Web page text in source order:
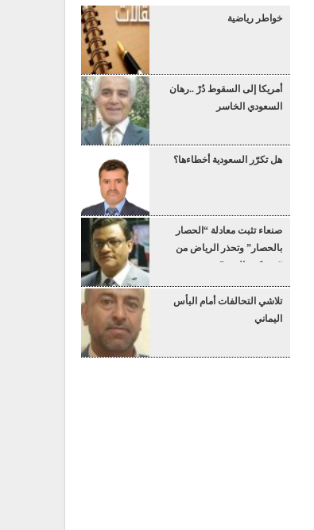
خواطر رياضية
أمريكا إلى السقوط دُرْ ..رهان
السعودي الخاسر
هل تكرّر السعودية أخطاءها؟
صنعاء تثبت معادلة “الحصار
بالحصار” وتحذر الرياض من
“عسكرة البحر”
تلاشي التحالفات أمام البأس
اليماني